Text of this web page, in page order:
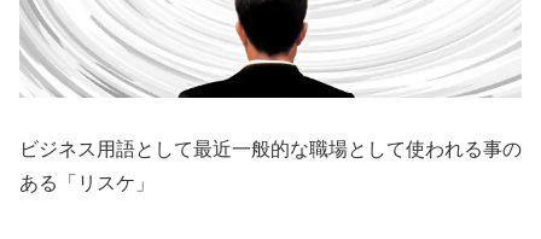
ビジネス用語として最近一般的な職場として使われる事の
ある「リスケ」